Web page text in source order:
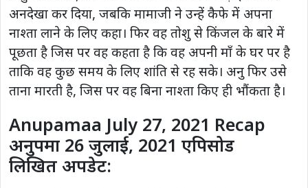
अनदेखा कर दिया, जबकि मामाजी ने उन्हें कैफे में अपना
नाश्ता लाने के लिए कहा। फिर वह तोशु से किंजल के बारे में
पूछता है जिस पर वह कहता है कि वह अपनी माँ के घर पर है
ताकि वह कुछ समय के लिए शांति से रह सके। अनु फिर उसे
ताना मारती है, जिस पर वह बिना नाश्ता किए ही भौंकता है।
Anupamaa July 27, 2021 Recap
अनुपमा 26 जुलाई, 2021 एपिसोड
लिखित अपडेट: